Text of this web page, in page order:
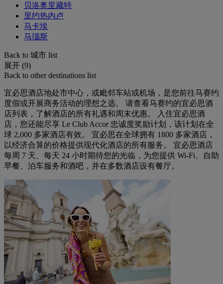
贝洛奥里藏特
里约热内卢
马卡埃
马瑙斯
Back to 城市 list
展开 (9)
Back to other destinations list
宜必思酒店地处市中心，或毗邻车站或机场，是您前往马赛约
度假或开展商务活动的理想之选。 请查看马赛约的宜必思酒
店列表，了解酒店的所有礼遇和周末优惠。 入住宜必思酒
店，您还能尽享 Le Club Accor 忠诚度奖励计划，该计划在全
球 2,000 多家酒店有效。 宜必思在全球拥有 1800 多家酒店，
以经济合算的价格提供现代化酒店的所有服务。 宜必思酒店
每周 7 天、每天 24 小时期待您的光临，为您提供 Wi-Fi、自助
早餐、泊车服务和酒吧，并在多数酒店设有餐厅。